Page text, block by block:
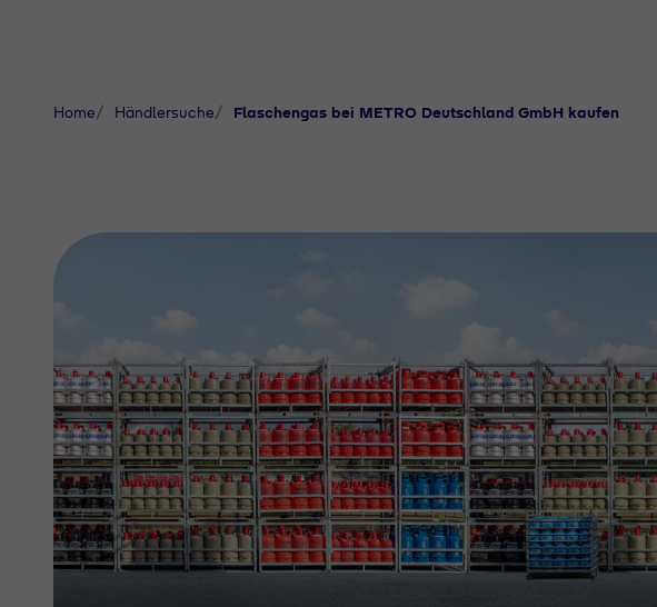
Home Händlersuche Flaschengas bei METRO Deutschland GmbH kaufen